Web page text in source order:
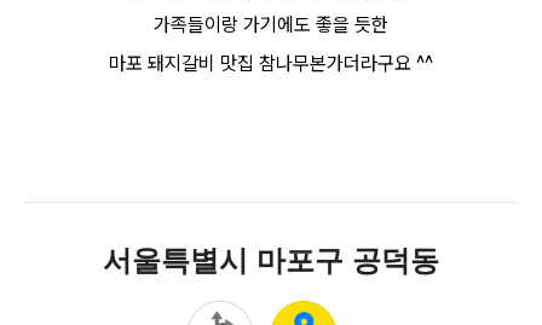
가족들이랑 가기에도 좋을 듯한
마포 돼지갈비 맛집 참나무본가더라구요 ^^